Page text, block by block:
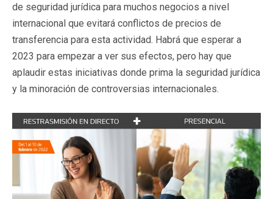
de seguridad jurídica para muchos negocios a nivel
internacional que evitará conflictos de precios de
transferencia para esta actividad. Habrá que esperar a
2023 para empezar a ver sus efectos, pero hay que
aplaudir estas iniciativas donde prima la seguridad jurídica
y la minoración de controversias internacionales.